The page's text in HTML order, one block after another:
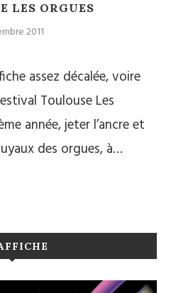
LES ORGUES
2011
assez décalée, voire
Toulouse Les
année, jeter l’ancre et
des orgues, à…